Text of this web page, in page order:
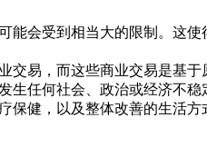
会受到相当大的限制。这
易，而这些商业交易是基于
生任何社会、政治或经济不
保健，以及整体改善的生活方